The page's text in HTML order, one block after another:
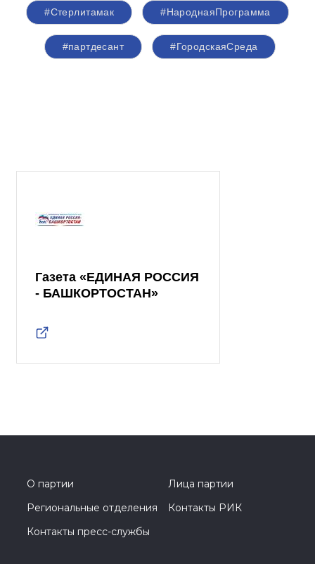
#Стерлитамак #НароднаяПрограмма
#партдесант #ГородскаяСреда
Газета «ЕДИНАЯ РОССИЯ
- БАШКОРТОСТАН»
О партии
Лица партии
Региональные отделения
Контакты РИК
Контакты пресс-службы